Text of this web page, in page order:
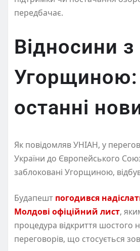
передбачає.
Відносини з
Угорщиною:
останні
Як повідомляв УНІАН, у
України до Європейського
заблоковані Угорщиною,
Будапешт погодився
Молдові офіційний лист,
процедура відкриття шостого
переговорів, що стосується